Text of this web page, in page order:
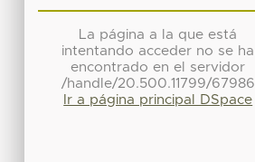
La página a la que está
intentando acceder no se ha
encontrado en el servidor
/handle/20.500.11799/67986
Ir a página principal DSpace